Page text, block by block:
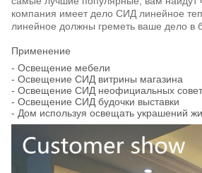
компания имеет дело СИД линейное
линейное должны греметь ваше дело в
Применение
- Освещение мебели
- Освещение СИД витрины магазина
- Освещение СИД неофициальных
- Освещение СИД будочки выставки
- Дом используя освещать украшений